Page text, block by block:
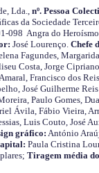
Lda., nº. Pessoa
da Sociedade
098 Angra do
José Lourenço. Chefe
Fagundes,
Costa, Jorge
Francisco dos
José Guilherme
Paulo Gomes,
Ávila, Fábio Vieira,
Luis Couto, José
gráfico: António
Paula Cristina
Tiragem média